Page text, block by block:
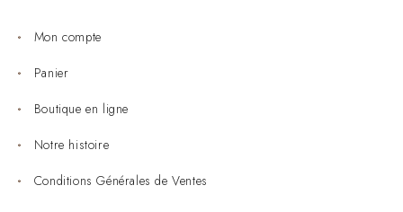
Mon compte
Panier
Boutique en ligne
Notre histoire
Conditions Générales de Ventes